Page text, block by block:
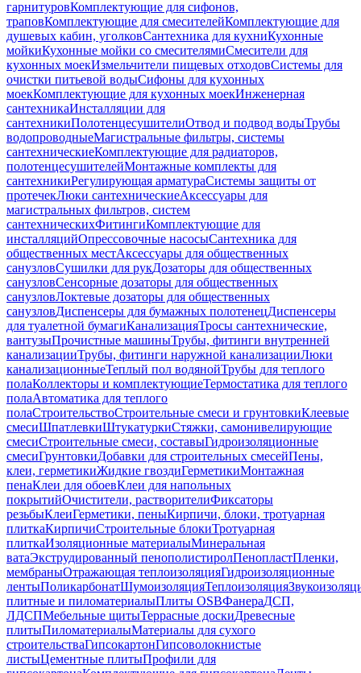
гарнитуровКомплектующие для сифонов,
траповКомплектующие для смесителейКомплектующие для
душевых кабин, уголковСантехника для кухниКухонные
мойкиКухонные мойки со смесителямиСмесители для
кухонных моекИзмельчители пищевых отходовСистемы для
очистки питьевой водыСифоны для кухонных
моекКомплектующие для кухонных моекИнженерная
сантехникаИнсталляции для
сантехникиПолотенцесушителиОтвод и подвод водыТрубы
водопроводныеМагистральные фильтры, системы
сантехническиеКомплектующие для радиаторов,
полотенцесушителейМонтажные комплекты для
сантехникиРегулирующая арматураСистемы защиты от
протечекЛюки сантехническиеАксессуары для
магистральных фильтров, систем
сантехническихФитингиКомплектующие для
инсталляцийОпрессовочные насосыСантехника для
общественных местАксессуары для общественных
санузловСушилки для рукДозаторы для общественных
санузловСенсорные дозаторы для общественных
санузловЛоктевые дозаторы для общественных
санузловДиспенсеры для бумажных полотенецДиспенсеры
для туалетной бумагиКанализацияТросы сантехнические,
вантузыПрочистные машиныТрубы, фитинги внутренней
канализацииТрубы, фитинги наружной канализацииЛюки
канализационныеТеплый пол водянойТрубы для теплого
полаКоллекторы и комплектующиеТермостатика для теплого
полаАвтоматика для теплого
полаСтроительствоСтроительные смеси и грунтовкиКлеевые
смесиШпатлевкиШтукатуркиСтяжки, самонивелирующие
смесиСтроительные смеси, составыГидроизоляционные
смесиГрунтовкиДобавки для строительных смесейПены,
клеи, герметикиЖидкие гвоздиГерметикиМонтажная
пенаКлеи для обоевКлеи для напольных
покрытийОчистители, растворителиФиксаторы
резьбыКлеиГерметики, пеныКирпичи, блоки, тротуарная
плиткаКирпичиСтроительные блокиТротуарная
плиткаИзоляционные материалыМинеральная
ватаЭкструдированный пенополистиролПенопластПленки,
мембраныОтражающая теплоизоляцияГидроизоляционные
лентыПоликарбонатШумоизоляцияТеплоизоляция
плитные и пиломатериалыПлиты OSBФанераДСП,
ЛДСПМебельные щитыТеррасные доскиДревесные
плитыПиломатериалыМатериалы для сухого
строительстваГипсокартонГипсоволокнистые
листыЦементные плитыПрофили для